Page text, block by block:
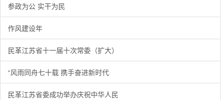
参政为公 实干为民
作风建设年
民革江苏省十一届十次常委（扩大）
“风雨同舟七十载 携手奋进新时代
民革江苏省委成功举办庆祝中华人民